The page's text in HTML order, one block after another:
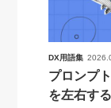
DX用語集
プロンプ
を左右す